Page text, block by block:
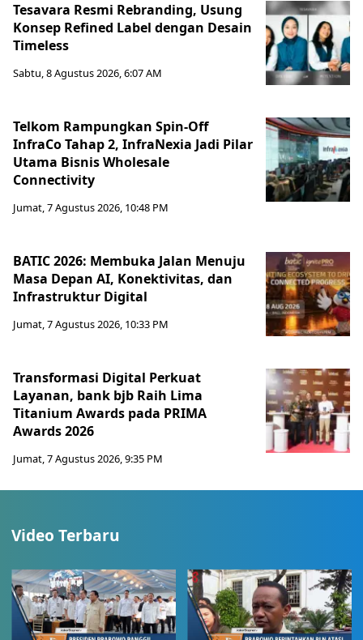
Tesavara Resmi Rebranding, Usung
Konsep Refined Label dengan Desain
Timeless
Sabtu, 8 Agustus 2026, 6:07 AM
Telkom Rampungkan Spin-Off
InfraCo Tahap 2, InfraNexia Jadi Pilar
Utama Bisnis Wholesale
Connectivity
Jumat, 7 Agustus 2026, 10:48 PM
BATIC 2026: Membuka Jalan Menuju
Masa Depan AI, Konektivitas, dan
Infrastruktur Digital
Jumat, 7 Agustus 2026, 10:33 PM
Transformasi Digital Perkuat
Layanan, bank bjb Raih Lima
Titanium Awards pada PRIMA
Awards 2026
Jumat, 7 Agustus 2026, 9:35 PM
Video Terbaru